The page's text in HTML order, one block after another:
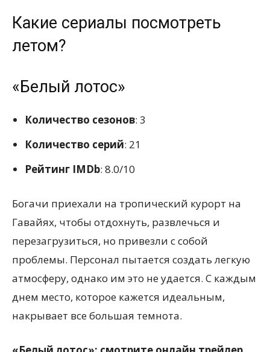
Какие сериалы посмотреть
летом?
«Белый лотос»
Количество сезонов: 3
Количество серий: 21
Рейтинг IMDb: 8.0/10
Богачи приехали на тропический курорт на
Гавайях, чтобы отдохнуть, развлечься и
перезагрузиться, но привезли с собой
проблемы. Персонал пытается создать легкую
атмосферу, однако им это не удается. С каждым
днем место, которое кажется идеальным,
накрывает все большая темнота.